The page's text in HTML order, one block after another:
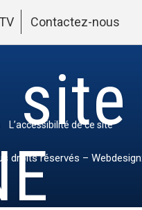
TV Contactez-nous
site
L’accessibilité de ce site
droits réservés –